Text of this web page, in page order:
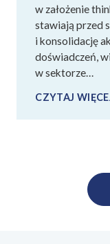
w założenie
stawiają przed
i konsolidację
doświadczeń,
w sektorze…
CZYTAJ